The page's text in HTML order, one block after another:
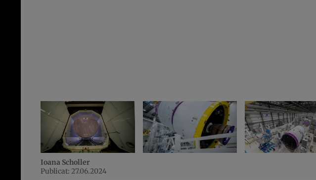
Ioana Scholler
Publicat: 27.06.2024